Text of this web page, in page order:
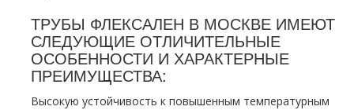
ТРУБЫ ФЛЕКСАЛЕН В МОСКВЕ ИМЕЮТ
СЛЕДУЮЩИЕ ОТЛИЧИТЕЛЬНЫЕ
ОСОБЕННОСТИ И ХАРАКТЕРНЫЕ
ПРЕИМУЩЕСТВА:
Высокую устойчивость к повышенным температурным